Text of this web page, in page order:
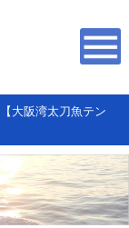
大阪湾太刀魚テン